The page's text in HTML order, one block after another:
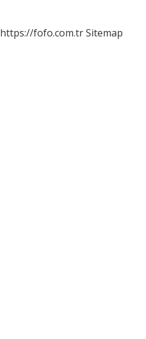
https://fofo.com.trSitemap